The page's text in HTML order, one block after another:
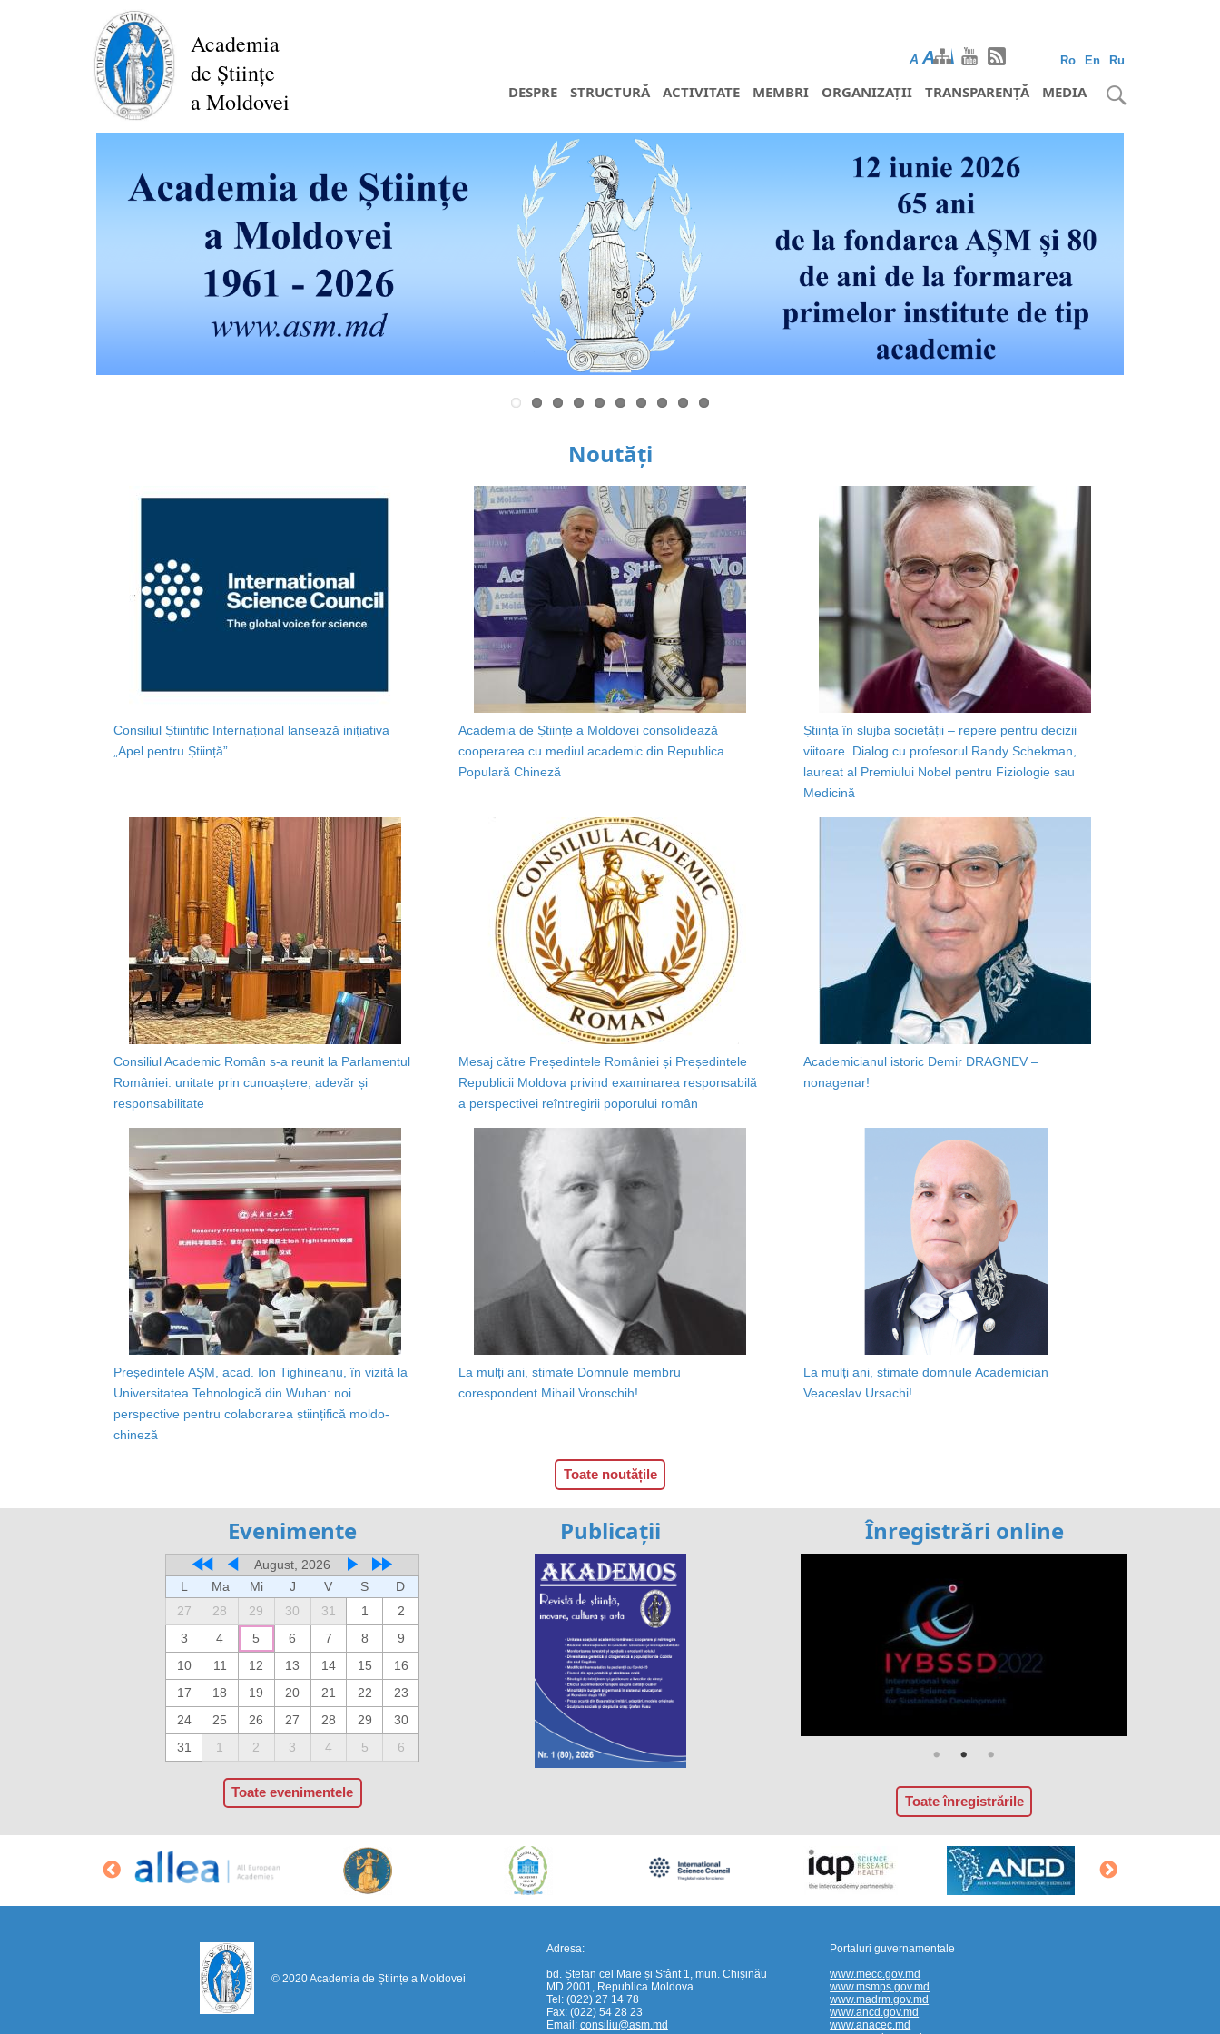
Academia
de Științe
a Moldovei
Ro En Ru
A AA
DESPRE STRUCTURĂ ACTIVITATE MEMBRI ORGANIZAȚII TRANSPARENȚĂ MEDIA
Noutăți
Consiliul Științific Internațional lansează inițiativa
„Apel pentru Știință”
Academia de Științe a Moldovei consolidează
cooperarea cu mediul academic din Republica
Populară Chineză
Știința în slujba societății – repere pentru decizii
viitoare. Dialog cu profesorul Randy Schekman,
laureat al Premiului Nobel pentru Fiziologie sau
Medicină
Consiliul Academic Român s-a reunit la Parlamentul
României: unitate prin cunoaștere, adevăr și
responsabilitate
Mesaj către Președintele României și Președintele
Republicii Moldova privind examinarea responsabilă
a perspectivei reîntregirii poporului român
Academicianul istoric Demir DRAGNEV –
nonagenar!
Președintele AȘM, acad. Ion Tighineanu, în vizită la
Universitatea Tehnologică din Wuhan: noi
perspective pentru colaborarea științifică moldo-
chineză
La mulți ani, stimate Domnule membru
corespondent Mihail Vronschih!
La mulți ani, stimate domnule Academician
Veaceslav Ursachi!
Toate noutățile
Evenimente
August, 2026
L
Ma Mi J V S
D
27
28 29 30 31 1
2
3
4 5 6 7 8
9
10
11 12 13 14 15
16
17
18 19 20 21 22
23
24
25 26 27 28 29
30
31
1 2 3 4 5 6
Toate evenimentele
Publicații Înregistrări online
Toate înregistrările
© 2020 Academia de Științe a Moldovei
Adresa:
bd. Ștefan cel Mare și Sfânt 1, mun. Chișinău
MD 2001, Republica Moldova
Tel: (022) 27 14 78
Fax: (022) 54 28 23
Email: consiliu@asm.md
Portaluri guvernamentale
www.mecc.gov.md
www.msmps.gov.md
www.madrm.gov.md
www.ancd.gov.md
www.anacec.md